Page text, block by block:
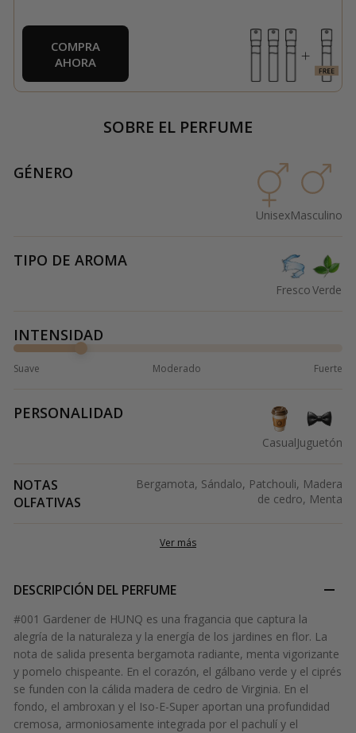
COMPRA
AHORA
SOBRE EL PERFUME
GÉNERO
UnisexMasculino
TIPO DE AROMA
FrescoVerde
INTENSIDAD
Suave Moderado Fuerte
PERSONALIDAD
CasualJuguetón
NOTAS
OLFATIVAS
Bergamota, Sándalo, Patchouli, Madera
de cedro, Menta
Ver más
DESCRIPCIÓN DEL PERFUME
#001 Gardener de HUNQ es una fragancia que captura la
alegría de la naturaleza y la energía de los jardines en flor. La
nota de salida presenta bergamota radiante, menta vigorizante
y pomelo chispeante. En el corazón, el gálbano verde y el ciprés
se funden con la cálida madera de cedro de Virginia. En el
fondo, el ambroxan y el Iso-E-Super aportan una profundidad
cremosa, armoniosamente integrada por el pachulí y el